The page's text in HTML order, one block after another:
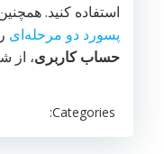
استفاده کنید.
پسورد دو مرحله‌ای
حساب کاربری، از
Categories: